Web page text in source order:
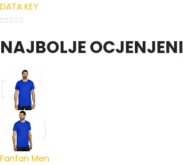
DATA KEY
NAJBOLJE OCJENJENI
Fanfan Men